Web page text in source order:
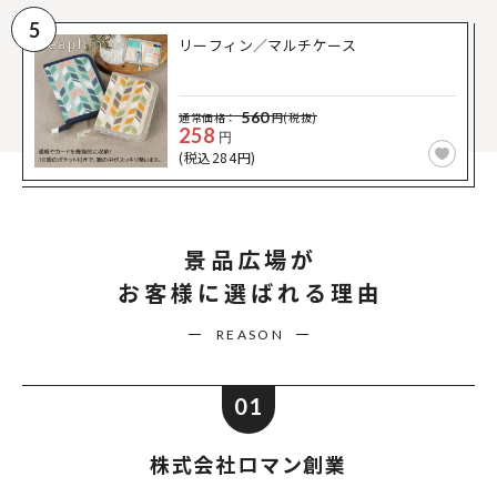
5
リーフィン／マルチケース
通常価格： 560円(税抜)
258 円
(税込284円)
景品広場が
お客様に選ばれる理由
REASON
01
株式会社ロマン創業